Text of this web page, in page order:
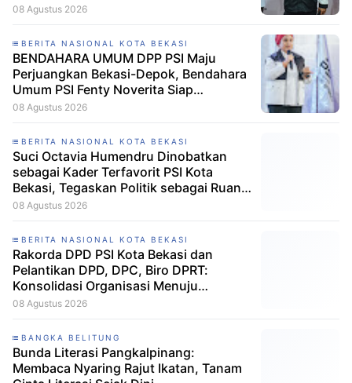
08 Agustus 2026
BERITA NASIONAL KOTA BEKASI
BENDAHARA UMUM DPP PSI Maju
Perjuangkan Bekasi-Depok, Bendahara
Umum PSI Fenty Noverita Siap
Bertarung di Dapil Jabar VI
08 Agustus 2026
BERITA NASIONAL KOTA BEKASI
Suci Octavia Humendru Dinobatkan
sebagai Kader Terfavorit PSI Kota
Bekasi, Tegaskan Politik sebagai Ruang
untuk Bertumbuh Bersama
08 Agustus 2026
BERITA NASIONAL KOTA BEKASI
Rakorda DPD PSI Kota Bekasi dan
Pelantikan DPD, DPC, Biro DPRT:
Konsolidasi Organisasi Menuju
Kemenangan PSI 2029
08 Agustus 2026
BANGKA BELITUNG
Bunda Literasi Pangkalpinang:
Membaca Nyaring Rajut Ikatan, Tanam